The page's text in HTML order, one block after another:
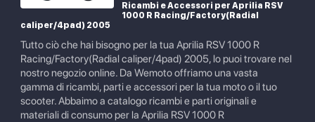
Ricambi e Accessori per Aprilia RSV
1000 R Racing/Factory(Radial
caliper/4pad) 2005
Tutto ciò che hai bisogno per la tua Aprilia RSV 1000 R
Racing/Factory(Radial caliper/4pad) 2005, lo puoi trovare nel
nostro negozio online. Da Wemoto offriamo una vasta
gamma di ricambi, parti e accessori per la tua moto o il tuo
scooter. Abbaimo a catalogo ricambi e parti originali e
materiali di consumo per la Aprilia RSV 1000 R